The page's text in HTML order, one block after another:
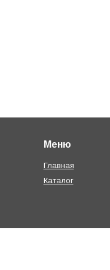
Меню
Главная
Каталог